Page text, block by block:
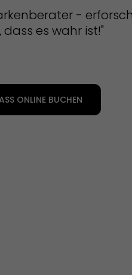
-
es wahr ist!"
ONLINE BUCHEN